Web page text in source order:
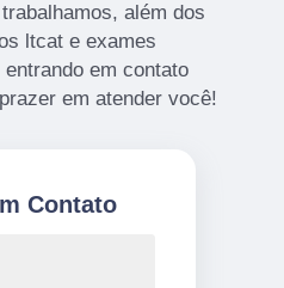
além dos
ltcat e exames
em contato
em atender você!
Contato